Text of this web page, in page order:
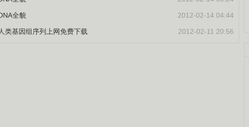
2012-02-14 04:44
全貌
2012-02-11 20:56
类基因组序列上网免费下载